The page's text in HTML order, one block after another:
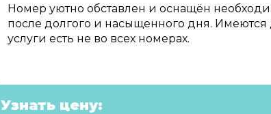
Номер уютно обставлен и оснащён
после долгого и насыщенного дня.
услуги есть не во всех номерах.
Узнать цену: